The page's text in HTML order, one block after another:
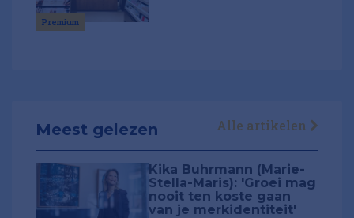
Premium
Meest gelezen Alle artikelen
Kika Buhrmann (Marie-
Stella-Maris): 'Groei mag
nooit ten koste gaan
van je merkidentiteit'